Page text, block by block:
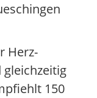
Herz-
gleichzeitig
150